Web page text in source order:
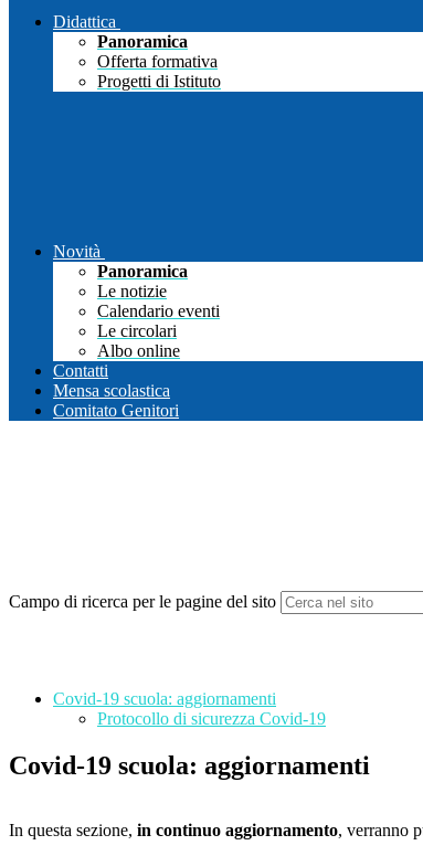
Didattica
Panoramica
Offerta formativa
Progetti di Istituto
Novità
Panoramica
Le notizie
Calendario eventi
Le circolari
Albo online
Contatti
Mensa scolastica
Comitato Genitori
Campo di ricerca per le pagine del sito
Covid-19 scuola: aggiornamenti
Protocollo di sicurezza Covid-19
Covid-19 scuola: aggiornamenti
In questa sezione, in continuo aggiornamento, verranno